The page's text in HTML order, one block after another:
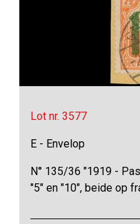
Lot nr. 3577
E - Envelop
N° 135/36 "1919 -
"5" en "10", beide op